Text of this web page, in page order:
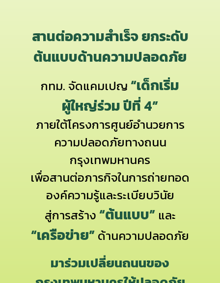
สานต่อความสำเร็จ ยกระดับ
ต้นแบบด้านความปลอดภัย
กทม. จัดแคมเปญ “เด็กเริ่ม
ผู้ใหญ่ร่วม ปีที่ 4”
ภายใต้โครงการศูนย์อำนวยการ
ความปลอดภัยทางถนน
กรุงเทพมหานคร
เพื่อสานต่อภารกิจในการถ่ายทอด
องค์ความรู้และระเบียบวินัย
สู่การสร้าง “ต้นแบบ”และ
“เครือข่าย” ด้านความปลอดภัย
มาร่วมเปลี่ยนถนนของ